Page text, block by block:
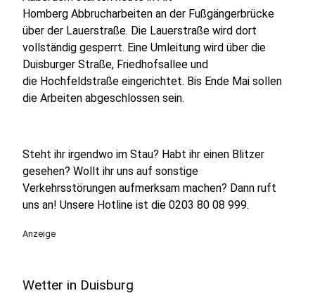
Homberg Abbrucharbeiten an der Fußgängerbrücke
über der Lauerstraße. Die Lauerstraße wird dort
vollständig gesperrt. Eine Umleitung wird über die
Duisburger Straße, Friedhofsallee und
die Hochfeldstraße eingerichtet. Bis Ende Mai sollen
die Arbeiten abgeschlossen sein.
Steht ihr irgendwo im Stau? Habt ihr einen Blitzer
gesehen? Wollt ihr uns auf sonstige
Verkehrsstörungen aufmerksam machen? Dann ruft
uns an! Unsere Hotline ist die 0203 80 08 999.
Anzeige
Wetter in Duisburg